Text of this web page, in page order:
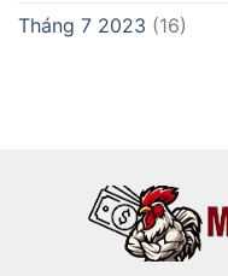
Tháng 7 2023 (16)